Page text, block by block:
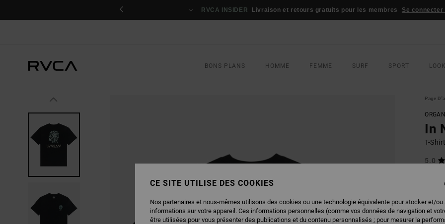
RVCA INSIDER Livraison et retours gratuits pour les membres Se
BONS PLANS HOMME FEMME SURF SPORT
Page
In
T-
5.0
40,00
BONS
CE SITE UTILISE DES COOKIES
Nos partenaires et nous-mêmes utilisons des cookies ou une technologie équivalente pour stocker et/ou
informations sur votre appareil. Ces informations personnelles (comme vos données de navigation et
être utilisées pour vous présenter des publications et du contenu personnalisés ; pour mesurer la